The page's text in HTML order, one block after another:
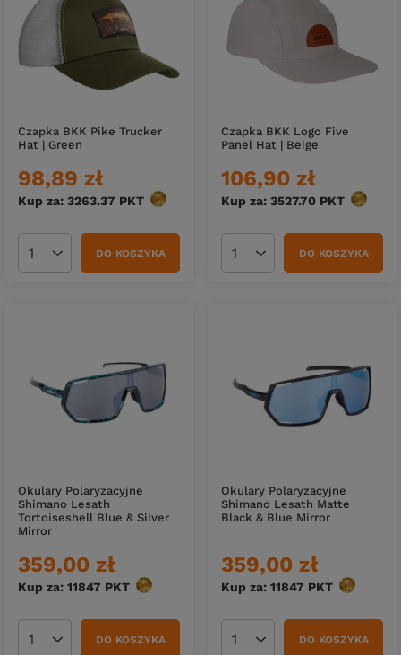
Czapka BKK Pike Trucker
Hat | Green
98,89 zł
Kup za: 3263.37 PKT punktów
Ilość produktówDO KOSZYKA
Czapka BKK Logo Five
Panel Hat | Beige
106,90 zł
Kup za: 3527.70 PKT punktów
Ilość produktówDO KOSZYKA
Okulary Polaryzacyjne
Shimano Lesath
Tortoiseshell Blue & Silver
Mirror
359,00 zł
Kup za: 11847 PKT punktów
Ilość produktówDO KOSZYKA
Okulary Polaryzacyjne
Shimano Lesath Matte
Black & Blue Mirror
359,00 zł
Kup za: 11847 PKT punktów
Ilość produktówDO KOSZYKA